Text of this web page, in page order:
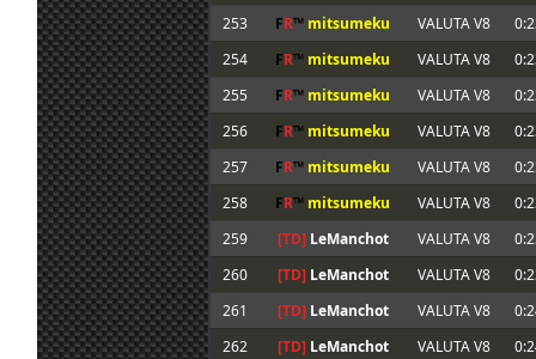
253
FR™ mitsumeku VALUTA V8
254
FR™ mitsumeku VALUTA V8
255
FR™ mitsumeku VALUTA V8
256
FR™ mitsumeku VALUTA V8
257
FR™ mitsumeku VALUTA V8
258
FR™ mitsumeku VALUTA V8
259
[TD] LeManchot VALUTA V8
260
[TD] LeManchot VALUTA V8
261
[TD] LeManchot VALUTA V8
262
[TD] LeManchot VALUTA V8